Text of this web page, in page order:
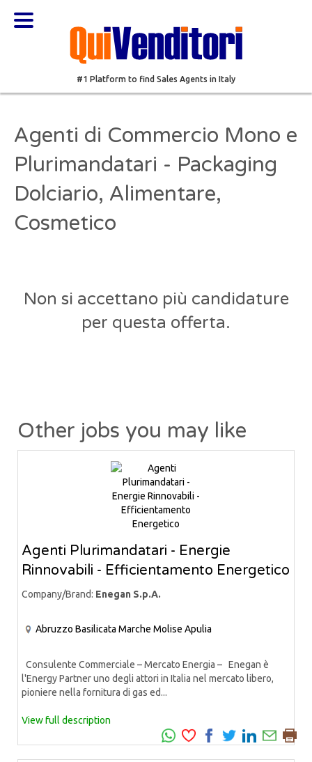
#1 Platform to find Sales Agents in Italy
Agenti di Commercio Mono e
Plurimandatari - Packaging
Dolciario, Alimentare,
Cosmetico
Non si accettano più candidature
per questa offerta.
Other jobs you may like
Agenti Plurimandatari - Energie
Rinnovabili - Efficientamento Energetico
Company/Brand: Enegan S.p.A.
Abruzzo Basilicata Marche Molise Apulia
Consulente Commerciale – Mercato Energia – Enegan è
l'Energy Partner uno degli attori in Italia nel mercato libero,
pioniere nella fornitura di gas ed...
View full description